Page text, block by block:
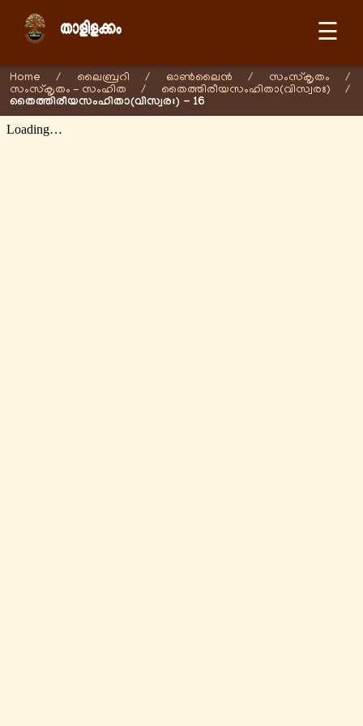
☰
Home / ലൈബ്രറി / ഓണ്‍ലൈന്‍ / സംസ്കൃതം
/
സംസ്കൃതം - സംഹിത
/ തൈത്തിരീയസംഹിതാ(വിസ്വരഃ) /
തൈത്തിരീയസംഹിതാ(വിസ്വരഃ) - 16